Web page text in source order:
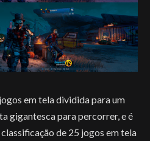
em tela dividida para um
gigantesca para percorrer, e é
de 25 jogos em tela